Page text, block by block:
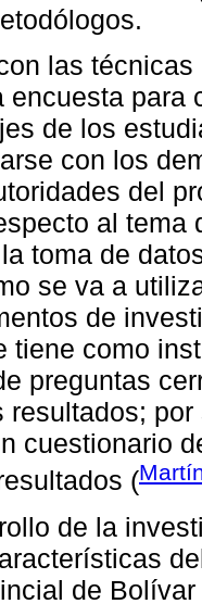
las
encuesta para
de los
con los
del
al tema
toma de
se va a
de
tiene como
preguntas
resultados;
cuestionario
(
de la
de